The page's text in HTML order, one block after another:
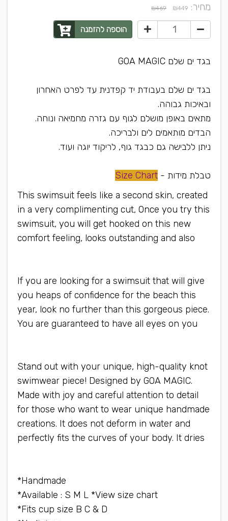
מחיר: ₪449
₪469
הוספה להזמנה
בגד ים שלם GOA MAGIC
בגד ים שלם בעבודת יד קפדנית עד לפרט האחרון
ובאיכות גבוהה.
מתאים באופן מושלם לגוף עם גזרה מחמיאה ונוחה.
הבדים מותאמים לים ולבריכה.
ניתן ללבישה גם כבגד גוף, לריקוד יוגה ועוד.
טבלת מידות - Size Chart
This swimsuit feels like a second skin, created
in a very complimenting cut, Once you try this
swimsuit, you will get hooked on this new
comfort feeling, looks outstanding and also
If you are looking for a swimsuit that will give
you heaps of confidence for the beach this
year, look no further than this gorgeous piece.
You are guaranteed to have all eyes on you
Stand out with your unique, high-quality knot
swimwear piece! Designed by GOA MAGIC.
Made with joy and careful attention to detail
for those who want to wear unique handmade
creations. It does not deform in water and
perfectly fits the curves of your body. It dries